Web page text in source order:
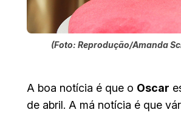
(Foto: Reprodução/Amanda
A boa notícia é que o Oscar
de abril. A má notícia é que